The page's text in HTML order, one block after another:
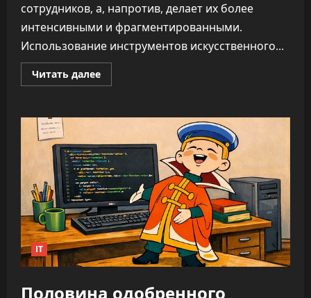
сотрудников, а, напротив, делает их более
интенсивными и фрагментированными.
Использование инструментов искусственного...
Читать далееПрочитать
больше
а
увеличивает
время
на
каждую
задачу
—
до
346%
IT
Половина одобренного